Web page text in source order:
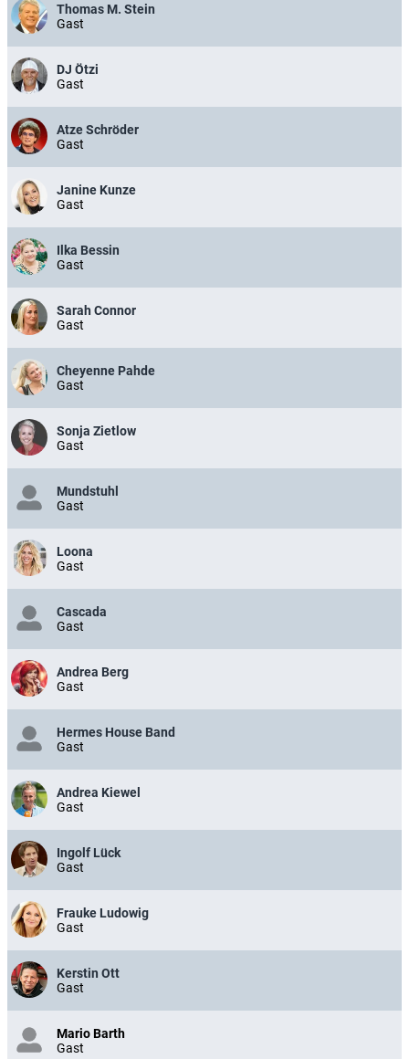
Thomas M. Stein
Gast
DJ Ötzi
Gast
Atze Schröder
Gast
Janine Kunze
Gast
Ilka Bessin
Gast
Sarah Connor
Gast
Cheyenne Pahde
Gast
Sonja Zietlow
Gast
Mundstuhl
Gast
Loona
Gast
Cascada
Gast
Andrea Berg
Gast
Hermes House Band
Gast
Andrea Kiewel
Gast
Ingolf Lück
Gast
Frauke Ludowig
Gast
Kerstin Ott
Gast
Mario Barth
Gast